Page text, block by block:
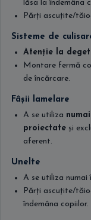
lăsa la îndemâna
Părți ascuțite/
Sisteme de
Atenție la
Montare fermă
de încărcare.
Fâșii lamelare
A se utiliza
proiectate și
aferent.
Unelte
A se utiliza
Părți ascuțite/
îndemâna copiilor.